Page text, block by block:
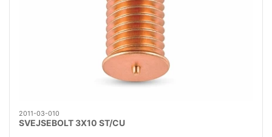
2011-03-010
SVEJSEBOLT 3X10 ST/CU